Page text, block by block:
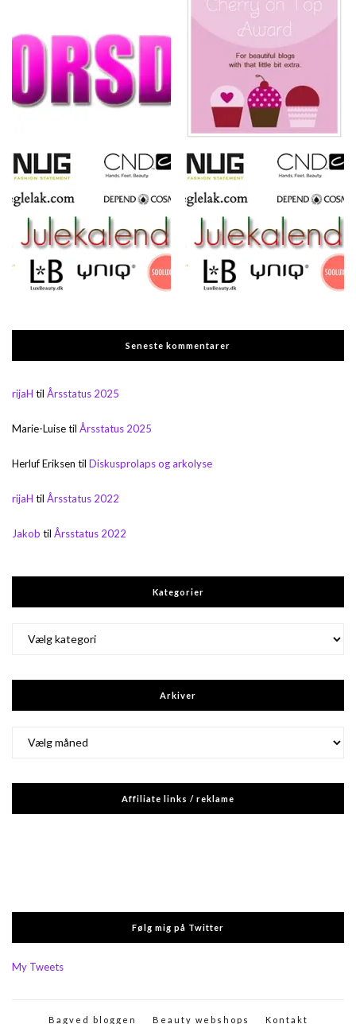
Seneste kommentarer
rijaH til Årsstatus 2025
Marie-Luisetil Årsstatus 2025
Herluf Eriksen til Diskusprolaps og arkolyse
rijaH til Årsstatus 2022
Jakob til Årsstatus 2022
Kategorier
Arkiver
Affiliate links / reklame
Følg mig på Twitter
My Tweets
Bagved bloggen Beauty webshops Kontakt